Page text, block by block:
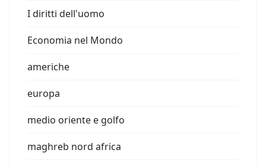
I diritti dell'uomo
Economia nel Mondo
americhe
europa
medio oriente e golfo
maghreb nord africa